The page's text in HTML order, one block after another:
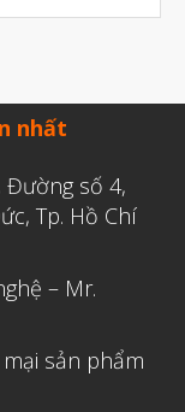
Hai 2021
2021
2021
2021
2021
nhất
Đường số 4,
Tp. Hồ Chí
– Mr.
sản phẩm